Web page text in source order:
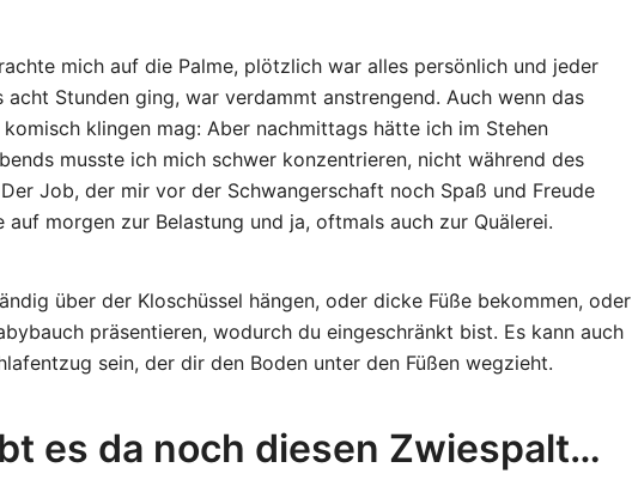
mich auf die Palme, plötzlich war alles persönlich und jeder
Stunden ging, war verdammt anstrengend. Auch wenn das
klingen mag: Aber nachmittags hätte ich im Stehen
musste ich mich schwer konzentrieren, nicht während des
Job, der mir vor der Schwangerschaft noch Spaß und Freude
auf morgen zur Belastung und ja, oftmals auch zur Quälerei.
über der Kloschüssel hängen, oder dicke Füße bekommen, oder
präsentieren, wodurch du eingeschränkt bist. Es kann auch
sein, der dir den Boden unter den Füßen wegzieht.
es da noch diesen Zwiespalt…